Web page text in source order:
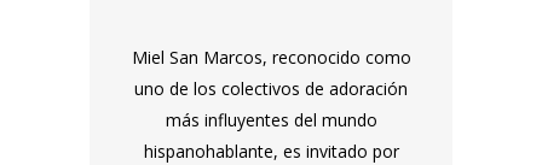
Miel San Marcos, reconocido como
uno de los colectivos de adoración
más influyentes del mundo
hispanohablante, es invitado por